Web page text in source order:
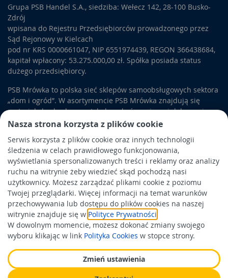
Nasza strona korzysta z plików cookie
Serwis korzysta z plików cookie oraz innych technologii
śledzenia w celach prawidłowego funkcjonowania,
wyświetlania spersonalizowanych treści i reklamy oraz analizy
ruchu na witrynie żeby wiedzieć skąd pochodzą nasi
użytkownicy. Możesz zarządzać plikami cookie z poziomu
Twojej przeglądarki. Więcej informacji na temat warunków
przechowywania lub dostępu do plików cookies na naszej
witrynie znajduje się w Polityce Prywatności
W dowolnym momencie, możesz dokonać zmiany swojego
wyboru klikając w link Polityka Cookies w stopce strony.
Zmień ustawienia
Grupa PSB Handel S.A., siedziba: Wełecz 142, 28-100 Busko-
Zdrój
wpisana do Rejestru Przedsiębiorców prowadzonego przez
Sąd Rejonowy w Kielcach
pod nr KRS 0000661047, NIP 6551974439, REGON 366438684,
kapitał wpłacony: 53.275.000,00 zł. Spółka posiada status
dużego przedsiębiorcy.
PSB Mrówka to polska sieć sklepów samoobsługowych sektora
„dom i ogród”. W asortymencie PSB Mrówka znajdują się
materiały budowlane, artykuły wykończeniowe i dekoracyjne,
wyposażenie łazienek i kuchni, elektronarzędzia, a także
artykuły związane z ogrodem i otoczeniem domu.
Obowiązek informacyjny
Polityka prywatności
Polityka Cookies
Odbiór zużytego sprzętu
Wspierają nas: